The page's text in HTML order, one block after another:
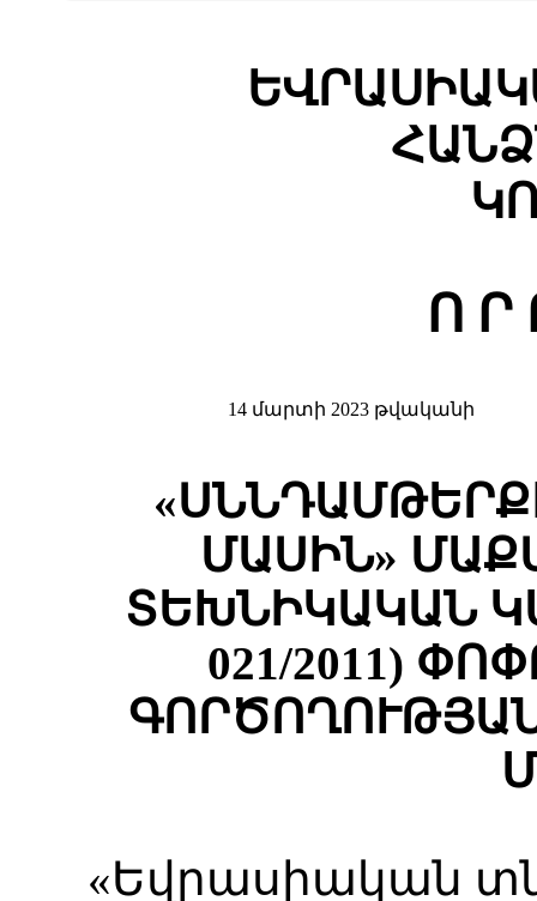
Ո Ր
14 մարտի 2023 թվականի
ՄԱՍԻՆ»
ՏԵԽՆԻԿԱԿԱՆ
021/2011)
«Եվրասիական